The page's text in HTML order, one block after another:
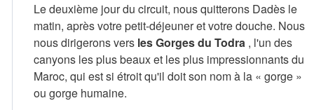
Le deuxième jour du circuit, nous quitterons Dadès le
matin, après votre petit-déjeuner et votre douche. Nous
nous dirigerons vers les Gorges du Todra , l'un des
canyons les plus beaux et les plus impressionnants du
Maroc, qui est si étroit qu'il doit son nom à la « gorge »
ou gorge humaine.